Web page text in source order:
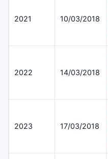
2021 10/03/2018
2022 14/03/2018
2023 17/03/2018